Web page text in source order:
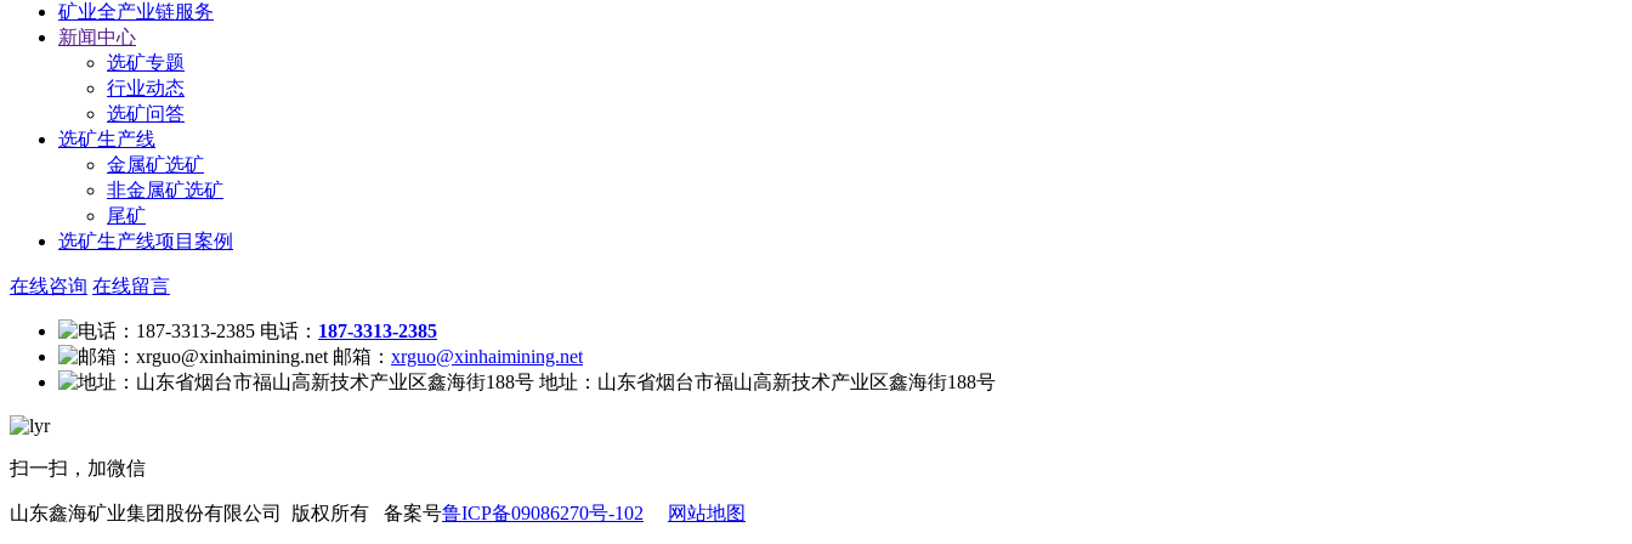
矿业全产业链服务
新闻中心
选矿专题
行业动态
选矿问答
选矿生产线
金属矿选矿
非金属矿选矿
尾矿
选矿生产线项目案例
在线咨询 在线留言
电话： 187-3313-2385
邮箱： xrguo@xinhaimining.net
地址： 山东省烟台市福山高新技术产业区鑫海街188号
扫一扫，加微信
山东鑫海矿业集团股份有限公司 版权所有 备案号鲁ICP备09086270号-102 网站地图